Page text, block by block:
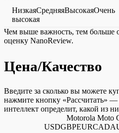
НизкаяСредняяВысокаяОчень
высокая
Чем выше важность, тем больше
оценку NanoReview.
Цена/Качество
Введите за сколько вы можете
нажмите кнопку «Рассчитать»
интеллект определит, какой из
Motorola Moto